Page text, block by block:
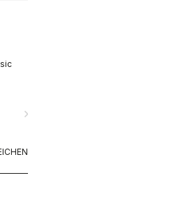
navigate_next